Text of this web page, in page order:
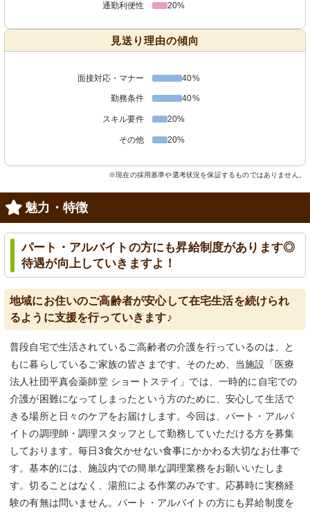
通勤利便性
20%
見送り理由の傾向
面接対応・マナー 40%
勤務条件 40%
スキル要件 20%
その他 20%
※現在の採用基準や選考状況を保証するものではありません。
魅力・特徴
パート・アルバイトの方にも昇給制度があります◎
待遇が向上していきますよ！
地域にお住いのご高齢者が安心して在宅生活を続けられ
るように支援を行っていきます♪
普段自宅で生活されているご高齢者の介護を行っているのは、と
もに暮らしているご家族の皆さまです。そのため、当施設「医療
法人社団平真会薬師堂 ショートステイ」では、一時的に自宅での
介護が困難になってしまったという方のために、安心して生活で
きる場所と日々のケアをお届けします。今回は、パート・アルバ
イトの調理師・調理スタッフとして勤務していただける方を募集
しております。毎日3食欠かせない食事にかかわる大切なお仕事で
す。基本的には、施設内での簡単な調理業務をお願いいたしま
す。切ることはなく、湯煎による作業のみです。応募時に実務経
験の有無は問いません。パート・アルバイトの方にも昇給制度を